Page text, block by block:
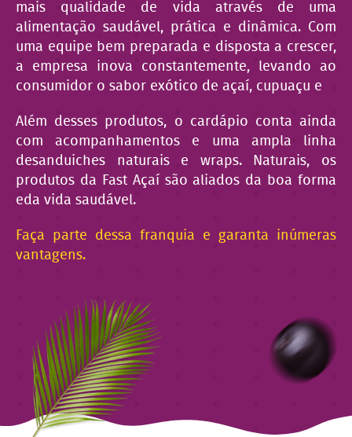
mais qualidade de vida através de uma
alimentação saudável, prática e dinâmica. Com
uma equipe bem preparada e disposta a crescer,
a empresa inova constantemente, levando ao
consumidor o sabor exótico de açaí, cupuaçu e
Além desses produtos, o cardápio conta ainda
com acompanhamentos e uma ampla linha
desanduiches naturais e wraps. Naturais, os
produtos da Fast Açaí são aliados da boa forma
eda vida saudável.
Faça parte dessa franquia e garanta inúmeras
vantagens.